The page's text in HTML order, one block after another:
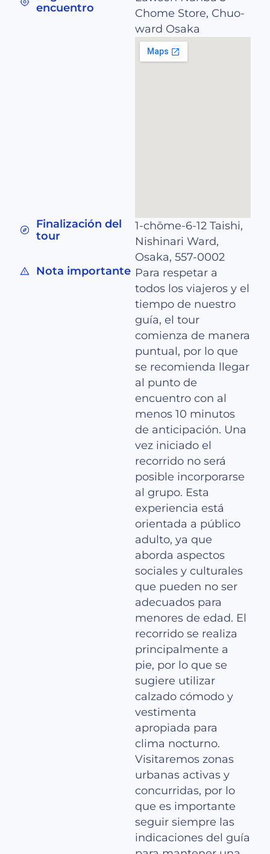
encuentro
Chome Store, Chuo-
ward Osaka
Finalización del
tour
1-chōme-6-12 Taishi,
Nishinari Ward,
Osaka, 557-0002
Nota importante Para respetar a
todos los viajeros y el
tiempo de nuestro
guía, el tour
comienza de manera
puntual, por lo que
se recomienda llegar
al punto de
encuentro con al
menos 10 minutos
de anticipación. Una
vez iniciado el
recorrido no será
posible incorporarse
al grupo. Esta
experiencia está
orientada a público
adulto, ya que
aborda aspectos
sociales y culturales
que pueden no ser
adecuados para
menores de edad. El
recorrido se realiza
principalmente a
pie, por lo que se
sugiere utilizar
calzado cómodo y
vestimenta
apropiada para
clima nocturno.
Visitaremos zonas
urbanas activas y
concurridas, por lo
que es importante
seguir siempre las
indicaciones del guía